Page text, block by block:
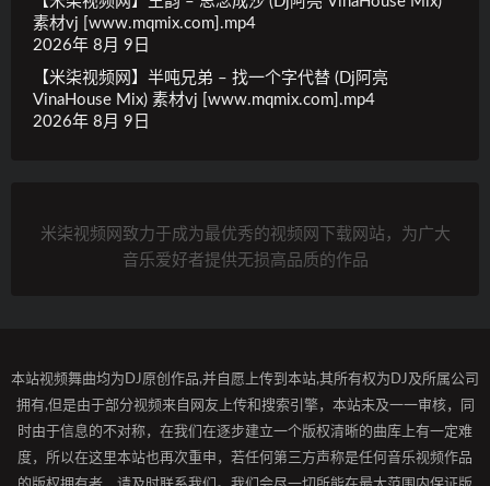
素材vj [www.mqmix.com].mp4
2026年 8月 9日
【米柒视频网】半吨兄弟 – 找一个字代替 (Dj阿亮
VinaHouse Mix) 素材vj [www.mqmix.com].mp4
2026年 8月 9日
米柒视频网致力于成为最优秀的视频网下载网站，为广大
音乐爱好者提供无损高品质的作品
本站视频舞曲均为DJ原创作品,并自愿上传到本站,其所有权为DJ及所属公司
拥有,但是由于部分视频来自网友上传和搜索引擎，本站未及一一审核，同
时由于信息的不对称，在我们在逐步建立一个版权清晰的曲库上有一定难
度，所以在这里本站也再次重申，若任何第三方声称是任何音乐视频作品